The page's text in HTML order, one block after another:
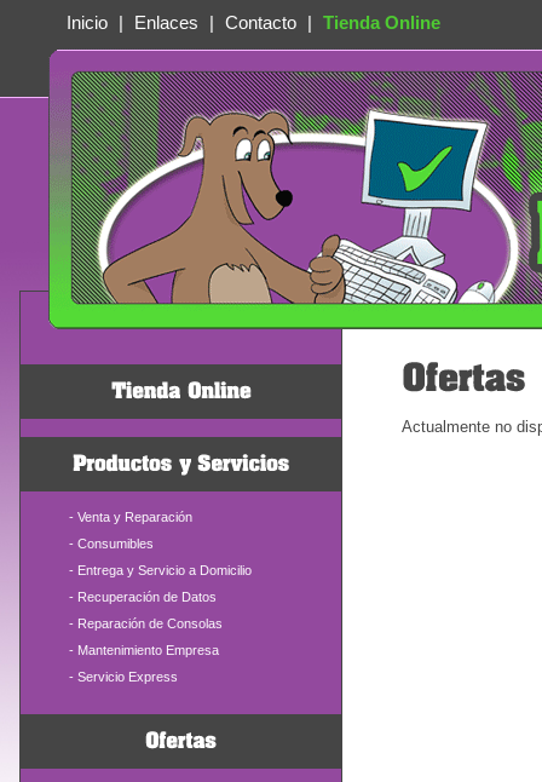
Inicio Enlaces Contacto Tienda Online
- Venta y Reparación
- Consumibles
- Entrega y Servicio a Domicilio
- Recuperación de Datos
- Reparación de Consolas
- Mantenimiento Empresa
- Servicio Express
Actualmente no